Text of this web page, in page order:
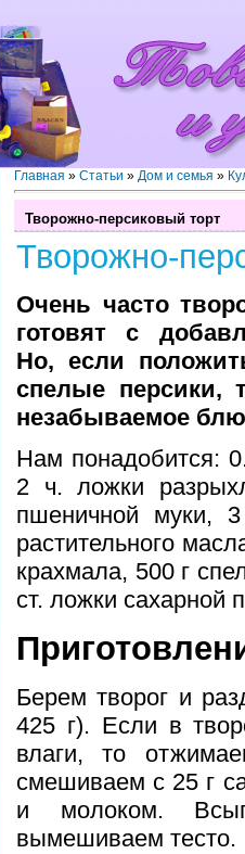
Главная » Статьи » Дом и семья »
Творожно-персиковый торт
Творожно-
Очень часто
готовят с
Но, если
спелые персики,
незабываемое
Нам понадобится:
2 ч. ложки
пшеничной муки,
растительного
крахмала, 500 г
ст. ложки сахарной
Берем творог и
425 г). Если в
влаги, то
смешиваем с 25 г
и молоком.
вымешиваем тесто.